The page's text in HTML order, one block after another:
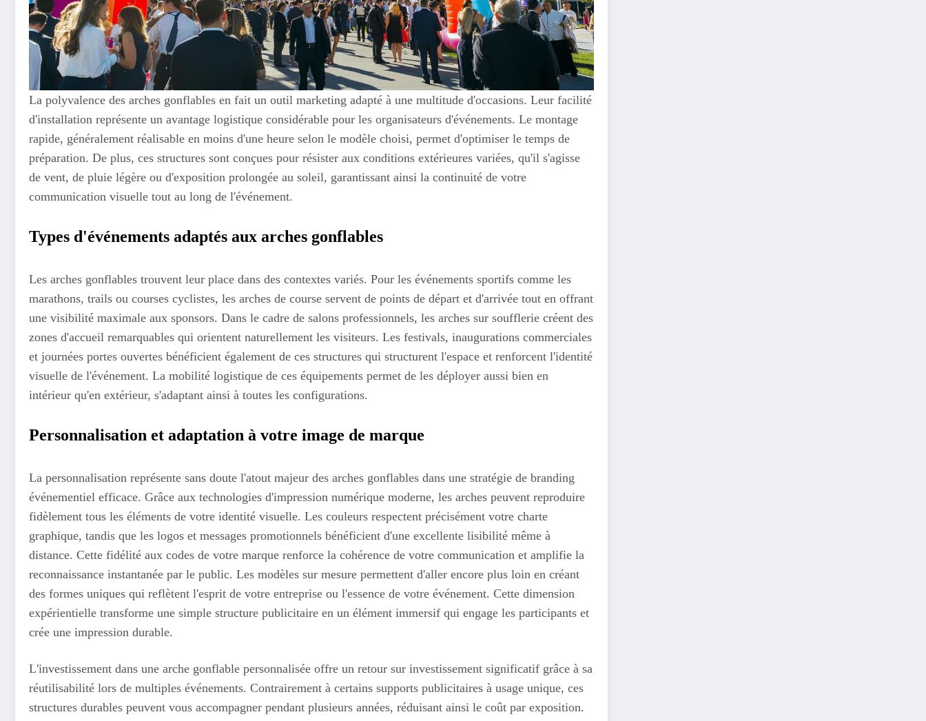
La polyvalence des arches gonflables en fait un outil marketing adapté à une multitude d'occasions. Leur facilité
d'installation représente un avantage logistique considérable pour les organisateurs d'événements. Le montage
rapide, généralement réalisable en moins d'une heure selon le modèle choisi, permet d'optimiser le temps de
préparation. De plus, ces structures sont conçues pour résister aux conditions extérieures variées, qu'il s'agisse
de vent, de pluie légère ou d'exposition prolongée au soleil, garantissant ainsi la continuité de votre
communication visuelle tout au long de l'événement.
Types d'événements adaptés aux arches gonflables
Les arches gonflables trouvent leur place dans des contextes variés. Pour les événements sportifs comme les
marathons, trails ou courses cyclistes, les arches de course servent de points de départ et d'arrivée tout en offrant
une visibilité maximale aux sponsors. Dans le cadre de salons professionnels, les arches sur soufflerie créent des
zones d'accueil remarquables qui orientent naturellement les visiteurs. Les festivals, inaugurations commerciales
et journées portes ouvertes bénéficient également de ces structures qui structurent l'espace et renforcent l'identité
visuelle de l'événement. La mobilité logistique de ces équipements permet de les déployer aussi bien en
intérieur qu'en extérieur, s'adaptant ainsi à toutes les configurations.
Personnalisation et adaptation à votre image de marque
La personnalisation représente sans doute l'atout majeur des arches gonflables dans une stratégie de branding
événementiel efficace. Grâce aux technologies d'impression numérique moderne, les arches peuvent reproduire
fidèlement tous les éléments de votre identité visuelle. Les couleurs respectent précisément votre charte
graphique, tandis que les logos et messages promotionnels bénéficient d'une excellente lisibilité même à
distance. Cette fidélité aux codes de votre marque renforce la cohérence de votre communication et amplifie la
reconnaissance instantanée par le public. Les modèles sur mesure permettent d'aller encore plus loin en créant
des formes uniques qui reflètent l'esprit de votre entreprise ou l'essence de votre événement. Cette dimension
expérientielle transforme une simple structure publicitaire en un élément immersif qui engage les participants et
crée une impression durable.
L'investissement dans une arche gonflable personnalisée offre un retour sur investissement significatif grâce à sa
réutilisabilité lors de multiples événements. Contrairement à certains supports publicitaires à usage unique, ces
structures durables peuvent vous accompagner pendant plusieurs années, réduisant ainsi le coût par exposition.